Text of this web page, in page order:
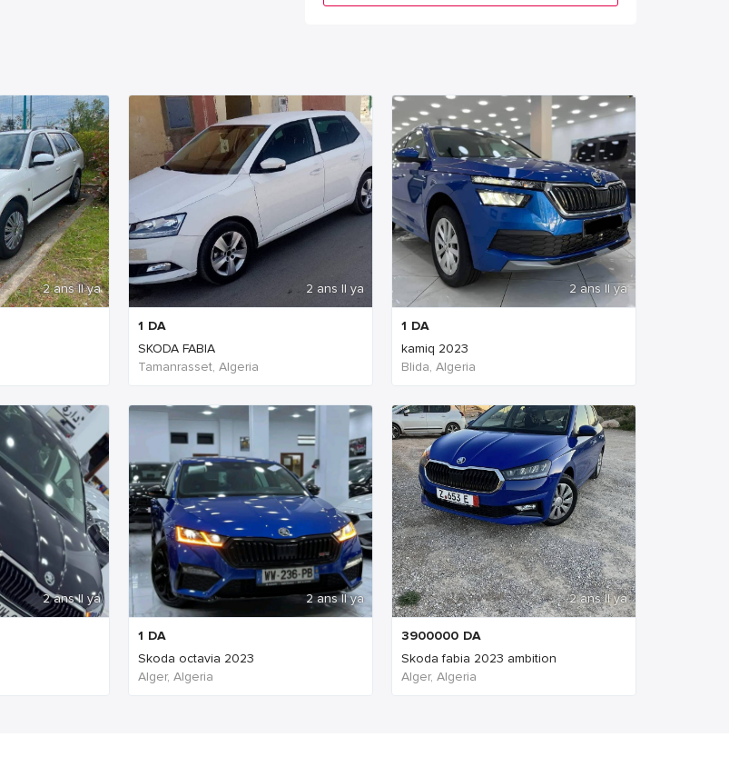
2 ans Il ya 2 ans Il ya
1 DA
SKODA FABIA
Tamanrasset, Algeria
2 ans Il ya
1 DA
kamiq 2023
Blida, Algeria
2 ans Il ya 2 ans Il ya
1 DA
Skoda octavia 2023
Alger, Algeria
2 ans Il ya
3900000 DA
Skoda fabia 2023 ambition
Alger, Algeria